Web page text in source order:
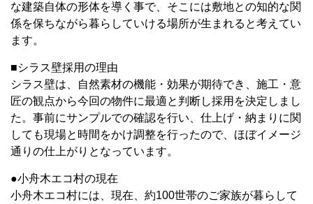
な建築自体の形体を導く事で、そこには敷地との知的な関
係を保ちながら暮らしていける場所が生まれると考えてい
ます。
■シラス壁採用の理由
シラス壁は、自然素材の機能・効果が期待でき、施工・意
匠の観点から今回の物件に最適と判断し採用を決定しまし
た。事前にサンプルでの確認を行い、仕上げ・納まりに関
しても現場と時間をかけ調整を行ったので、ほぼイメージ
通りの仕上がりとなっています。
●小舟木エコ村の現在
小舟木エコ村には、現在、約100世帯のご家族が暮らして